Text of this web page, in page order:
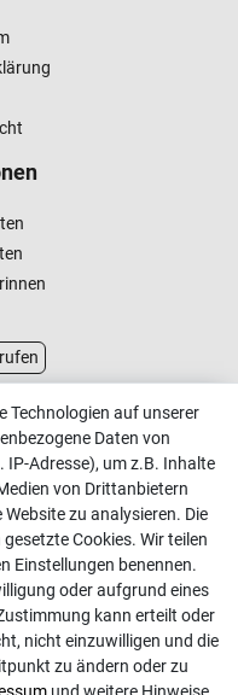
shop.de
- 16:00
Technologien auf unserer
Daten von
IP-Adresse), um z.B. Inhalte
von Drittanbietern
zu analysieren. Die
Cookies. Wir teilen
Einstellungen benennen.
oder aufgrund eines
kann erteilt oder
nicht einzuwilligen und die
zu ändern oder zu